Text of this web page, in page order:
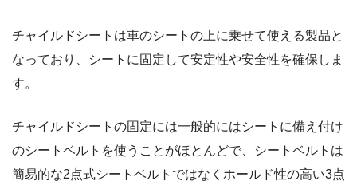
チャイルドシートは車のシートの上に乗せて使える製品と
なっており、シートに固定して安定性や安全性を確保しま
す。
チャイルドシートの固定には一般的にはシートに備え付け
のシートベルトを使うことがほとんどで、シートベルトは
簡易的な2点式シートベルトではなくホールド性の高い3点